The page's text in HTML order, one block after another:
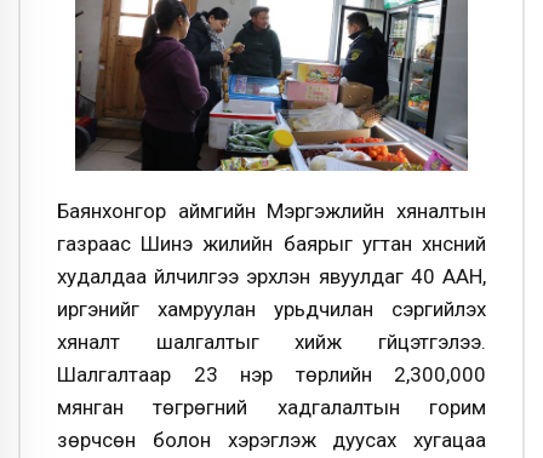
Баянхонгор аймгийн Мэргэжлийн хяналтын
газраас Шинэ жилийн баярыг угтан хүнсний
худалдаа үйлчилгээ эрхлэн явуулдаг 40 ААН,
иргэнийг хамруулан урьдчилан сэргийлэх
хяналт шалгалтыг хийж гүйцэтгэлээ.
Шалгалтаар 23 нэр төрлийн 2,300,000
мянган төгрөгний хадгалалтын горим
зөрчсөн болон хэрэглэж дуусах хугацаа